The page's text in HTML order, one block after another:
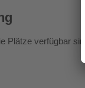
Plätze verfügbar sind